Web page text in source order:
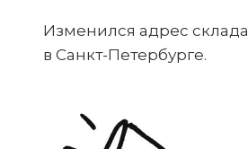
Изменился адрес склада
в Санкт-Петербурге.